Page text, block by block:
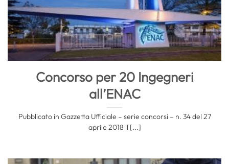
Concorso per 20 Ingegneri
all’ENAC
Pubblicato in Gazzetta Ufficiale – serie concorsi – n. 34 del 27
aprile 2018 il [...]